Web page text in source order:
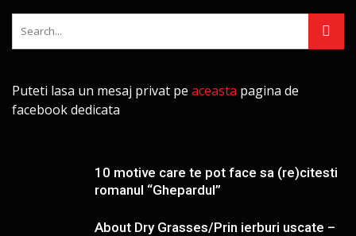
Puteti lasa un mesaj privat pe aceasta pagina de
facebook dedicata
10 motive care te pot face sa (re)citesti
romanul “Ghepardul”
About Dry Grasses/Prin ierburi uscate –